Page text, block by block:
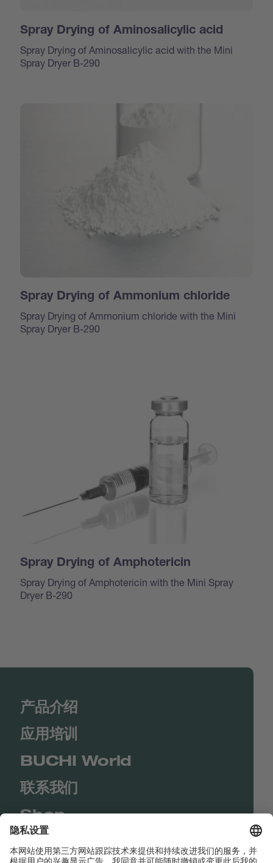
Spray Drying of Aminosalicylic acid
Spray Drying of Aminosalicylic acid with the Mini
Spray Dryer B-290
Spray Drying of Ammonium chloride
Spray Drying of Ammonium chloride with the Mini
Spray Dryer B-290
Spray Drying of Amphotericin
Spray Drying of Amphotericin with the Mini Spray
Dryer B-290
产品介绍
应用培训
BUCHI World
联系我们
Shop
Contact us